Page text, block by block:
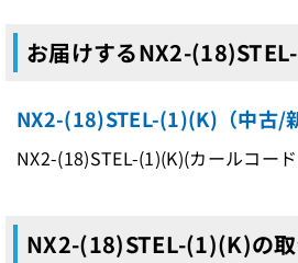
お届けするNX2-
NX2-(18)STEL-(1)(K)（中古/
NX2-(18)STEL-(1)(K)(カールコー
NX2-(18)STEL-(1)(K)の